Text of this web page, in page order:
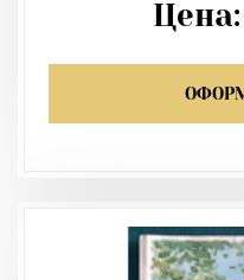
Цена: